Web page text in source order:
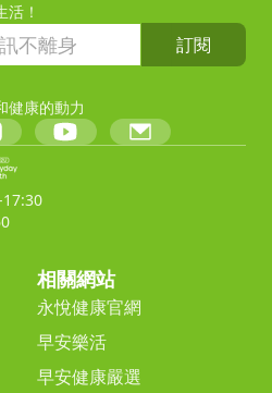
！
訂閱
健康的動力
17:30
相關網站
永悅健康官網
早安樂活
早安健康嚴選